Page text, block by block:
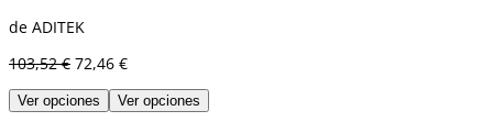
de ADITEK
103,52 € 72,46 €
Ver opciones Ver opciones